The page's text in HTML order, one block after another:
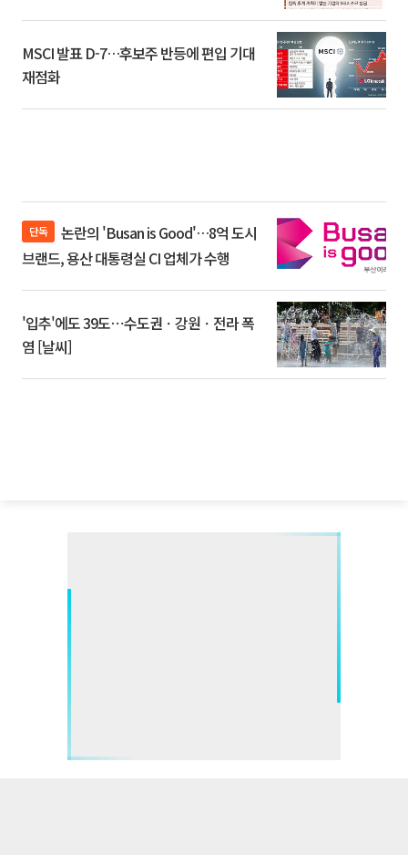
MSCI 발표 D-7…후보주 반등에 편입 기대
재점화
단독
브랜드, 용산 대통령실 CI 업체가 수행
'입추'에도 39도⋯수도권ㆍ강원ㆍ전라 폭
염 [날씨]